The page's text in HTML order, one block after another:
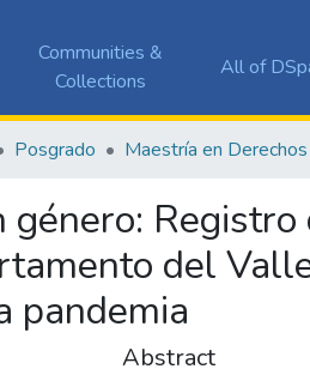
Communities &
Collections
All of
Posgrado
del
pandemia
Abstract